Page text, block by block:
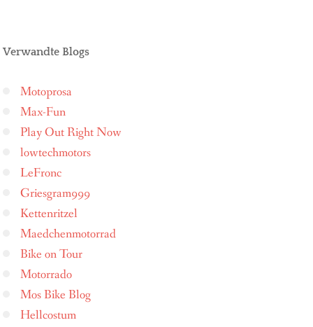
Verwandte Blogs
Motoprosa
Max-Fun
Play Out Right Now
lowtechmotors
LeFronc
Griesgram999
Kettenritzel
Maedchenmotorrad
Bike on Tour
Motorrado
Mos Bike Blog
Hellcostum